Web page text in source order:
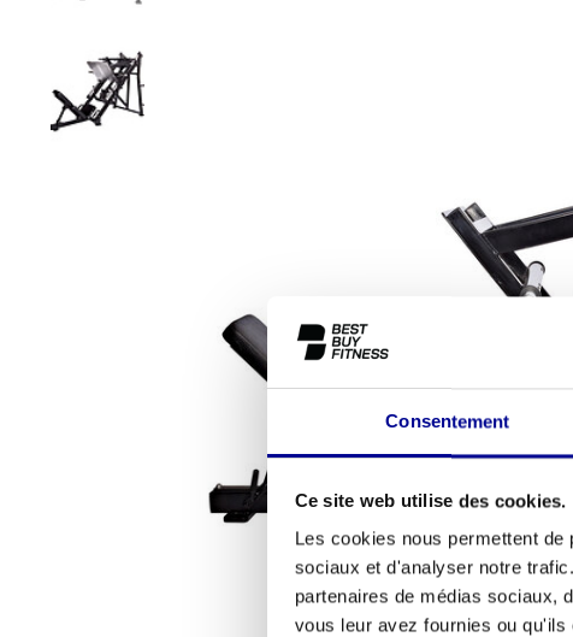
Consentement
Ce site web utilise des cookies.
Les cookies nous permettent
sociaux et d'analyser notre
partenaires de médias sociaux,
vous leur avez fournies ou